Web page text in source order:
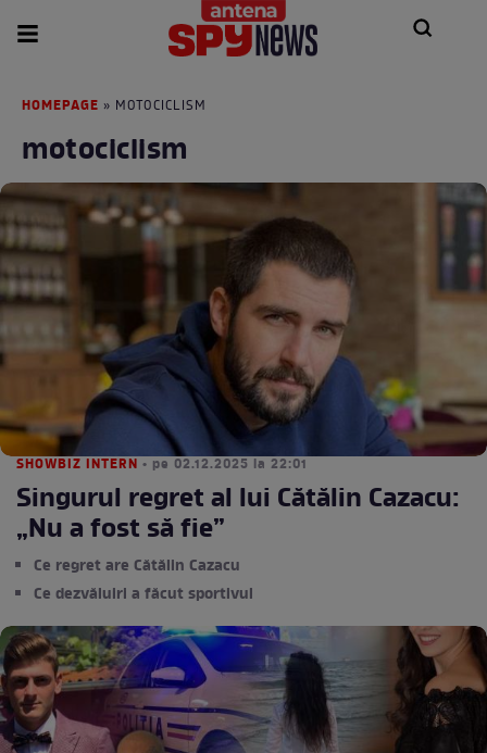
HOMEPAGE » MOTOCICLISM
motociclism
SHOWBIZ INTERN • pe 02.12.2025 la 22:01
Singurul regret al lui Cătălin Cazacu:
„Nu a fost să fie”
Ce regret are Cătălin Cazacu
Ce dezvăluiri a făcut sportivul